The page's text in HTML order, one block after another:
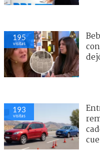
195
visitas
193
visitas